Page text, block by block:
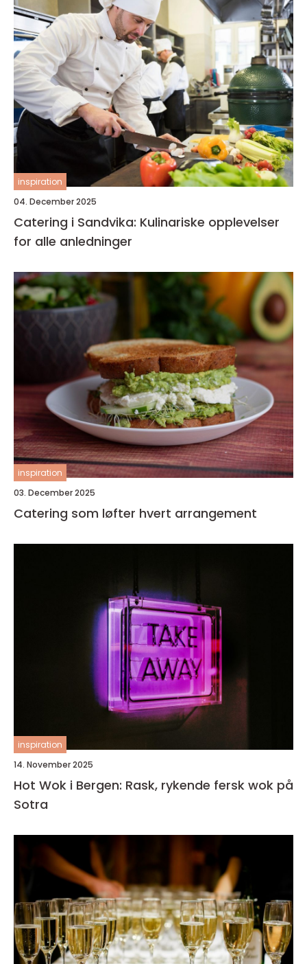
inspiration
04. December 2025
Catering i Sandvika: Kulinariske opplevelser
for alle anledninger
inspiration
03. December 2025
Catering som løfter hvert arrangement
inspiration
14. November 2025
Hot Wok i Bergen: Rask, rykende fersk wok på
Sotra